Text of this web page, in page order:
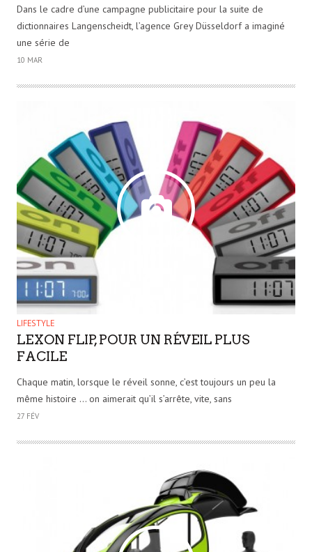
Dans le cadre d’une campagne publicitaire pour la suite de
dictionnaires Langenscheidt, l’agence Grey Düsseldorf a imaginé
une série de
10 MAR
LIFESTYLE
LEXON FLIP, POUR UN RÉVEIL PLUS
FACILE
Chaque matin, lorsque le réveil sonne, c’est toujours un peu la
même histoire … on aimerait qu’il s’arrête, vite, sans
27 FÉV